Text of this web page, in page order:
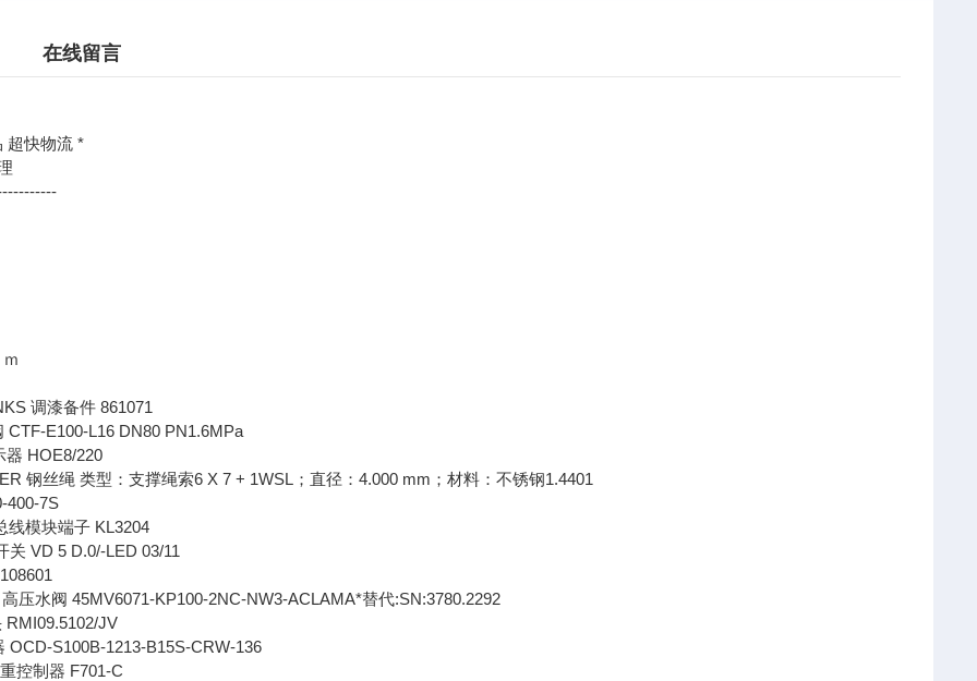
在线留言
超快物流 *
调漆备件 861071
CTF-E100-L16 DN80 PN1.6MPa
器 HOE8/220
钢丝绳 类型：支撑绳索6 X 7 + 1WSL；直径：4.000 mm；材料：不锈钢1.4401
400-7S
线模块端子 KL3204
关 VD 5 D.0/-LED 03/11
压水阀 45MV6071-KP100-2NC-NW3-ACLAMA*替代:SN:3780.2292
RMI09.5102/JV
OCD-S100B-1213-B15S-CRW-136
控制器 F701-C